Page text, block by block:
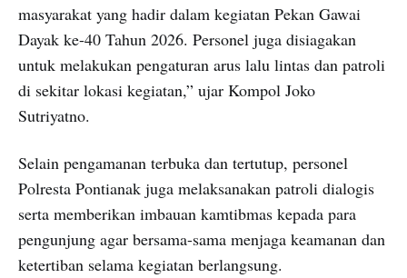
masyarakat yang hadir dalam kegiatan Pekan Gawai
Dayak ke-40 Tahun 2026. Personel juga disiagakan
untuk melakukan pengaturan arus lalu lintas dan patroli
di sekitar lokasi kegiatan,” ujar Kompol Joko
Sutriyatno.
Selain pengamanan terbuka dan tertutup, personel
Polresta Pontianak juga melaksanakan patroli dialogis
serta memberikan imbauan kamtibmas kepada para
pengunjung agar bersama-sama menjaga keamanan dan
ketertiban selama kegiatan berlangsung.